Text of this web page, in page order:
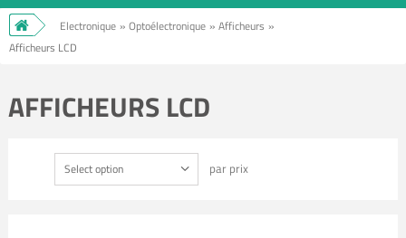
Electronique » Optoélectronique » Afficheurs »
Afficheurs LCD
AFFICHEURS LCD
Select option par prix